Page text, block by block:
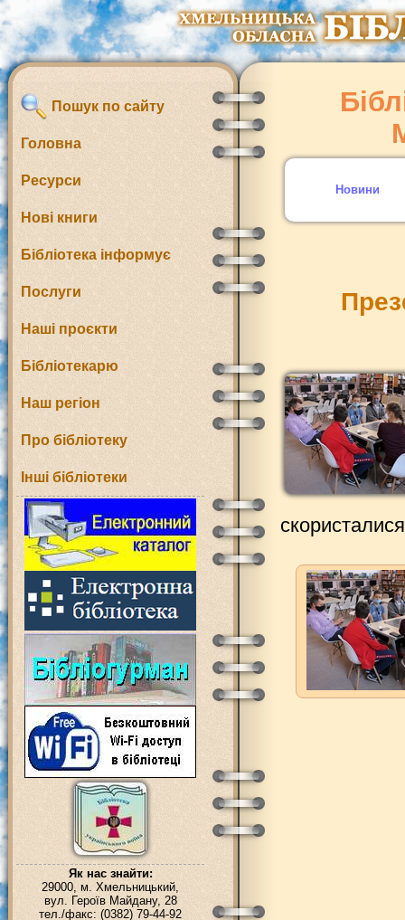
Пошук по сайту
Головна
Ресурси
Нові книги
Бібліотека інформує
Послуги
Наші проєкти
Бібліотекарю
Наш регіон
Про бібліотеку
Інші бібліотеки
Як нас знайти:
29000, м. Хмельницький,
вул. Героїв Майдану, 28
тел./факс: (0382) 79-44-92
Новини